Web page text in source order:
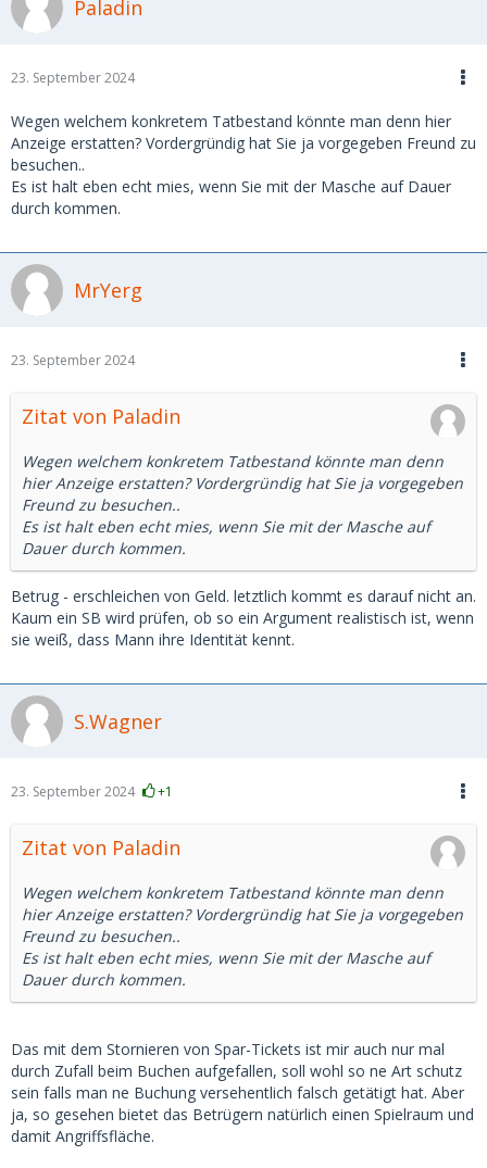
Paladin
23. September 2024
Wegen welchem konkretem Tatbestand könnte man denn hier
Anzeige erstatten? Vordergründig hat Sie ja vorgegeben Freund zu
besuchen..
Es ist halt eben echt mies, wenn Sie mit der Masche auf Dauer
durch kommen.
MrYerg
23. September 2024
Zitat von Paladin
Wegen welchem konkretem Tatbestand könnte man denn
hier Anzeige erstatten? Vordergründig hat Sie ja vorgegeben
Freund zu besuchen..
Es ist halt eben echt mies, wenn Sie mit der Masche auf
Dauer durch kommen.
Betrug - erschleichen von Geld. letztlich kommt es darauf nicht an.
Kaum ein SB wird prüfen, ob so ein Argument realistisch ist, wenn
sie weiß, dass Mann ihre Identität kennt.
S.Wagner
23. September 2024 +1
Zitat von Paladin
Wegen welchem konkretem Tatbestand könnte man denn
hier Anzeige erstatten? Vordergründig hat Sie ja vorgegeben
Freund zu besuchen..
Es ist halt eben echt mies, wenn Sie mit der Masche auf
Dauer durch kommen.
Das mit dem Stornieren von Spar-Tickets ist mir auch nur mal
durch Zufall beim Buchen aufgefallen, soll wohl so ne Art schutz
sein falls man ne Buchung versehentlich falsch getätigt hat. Aber
ja, so gesehen bietet das Betrügern natürlich einen Spielraum und
damit Angriffsfläche.